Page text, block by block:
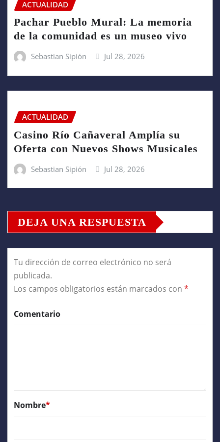
ACTUALIDAD
Pachar Pueblo Mural: La memoria
de la comunidad es un museo vivo
Sebastian Sipión Jul 28, 2026
ACTUALIDAD
Casino Río Cañaveral Amplía su
Oferta con Nuevos Shows Musicales
Sebastian Sipión Jul 28, 2026
DEJA UNA RESPUESTA
Tu dirección de correo electrónico no será
publicada.
Los campos obligatorios están marcados con *
Comentario
Nombre*